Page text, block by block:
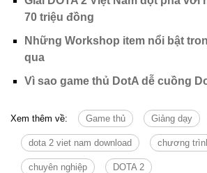
70 triệu đồng
Những Workshop item nổi bật
qua
Vì sao game thủ DotA dễ cuồng
Xem thêm về: Game thủ Giảng dạy
dota 2 viet nam download chương
chuyên nghiệp DOTA 2